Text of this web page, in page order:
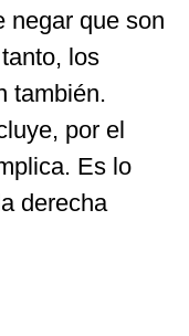
negar que son
los
también.
por el
Es lo
derecha